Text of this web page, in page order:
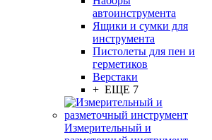
автоинструмента
Ящики и сумки для
инструмента
Пистолеты для пен и
герметиков
Верстаки
+ ЕЩЕ 7
Измерительный и